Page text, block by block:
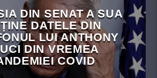
DIN SENAT A SUA
DATELE DIN
LUI ANTHONY
DIN VREMEA
COVID